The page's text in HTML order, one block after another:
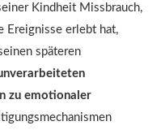
Kindheit Missbrauch,
Ereignisse erlebt hat,
späteren
zu emotionaler